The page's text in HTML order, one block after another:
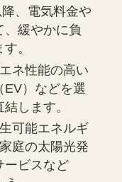
、電気料金や
、緩やかに負
。
ネ性能の高い
EV）などを選
します。
可能エネルギ
庭の太陽光発
ービスなど